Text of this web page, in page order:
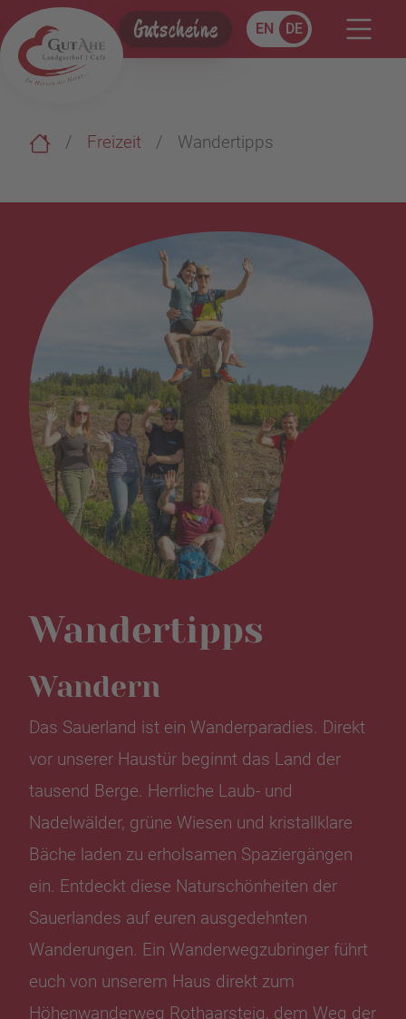
Gutscheine EN DE
Freizeit Wandertipps
Wandertipps
Wandern
Das Sauerland ist ein Wanderparadies. Direkt
vor unserer Haustür beginnt das Land der
tausend Berge. Herrliche Laub- und
Nadelwälder, grüne Wiesen und kristallklare
Bäche laden zu erholsamen Spaziergängen
ein. Entdeckt diese Naturschönheiten der
Sauerlandes auf euren ausgedehnten
Wanderungen. Ein Wanderwegzubringer führt
euch von unserem Haus direkt zum
Höhenwanderweg Rothaarsteig, dem Weg der